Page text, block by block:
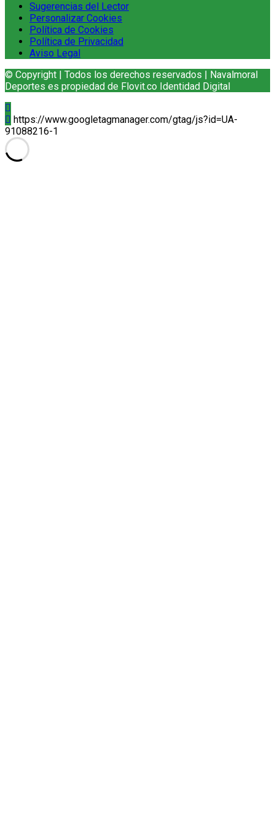
Sugerencias del Lector
Personalizar Cookies
Política de Cookies
Política de Privacidad
Aviso Legal
© Copyright | Todos los derechos reservados | Navalmoral
Deportes es propiedad de Flovit.co Identidad Digital
https://www.googletagmanager.com/gtag/js?id=UA-
91088216-1